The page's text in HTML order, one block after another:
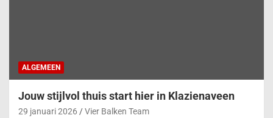
ALGEMEEN
Jouw stijlvol thuis start hier in Klazienaveen
29 januari 2026 Vier Balken Team